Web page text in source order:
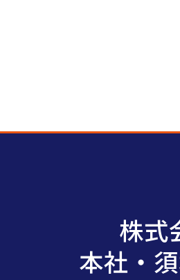
株式
本社・